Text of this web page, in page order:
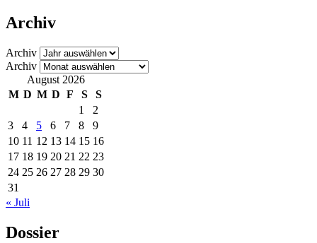
Archiv
Archiv
Archiv
August 2026
M D M D F S
S
1
2
3
4 5 6 7 8
9
10 11 12 13 14 15 16
17 18 19 20 21 22 23
24 25 26 27 28 29 30
31
« Juli
Dossier